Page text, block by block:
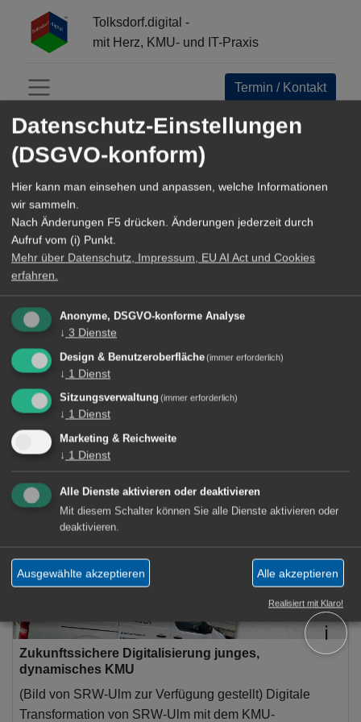
Tolksdorf.digital -
mit Herz, KMU- und IT-Praxis
Termin / Kontakt
INFO-CENTER:
Referenzen+Business Epics
Reisen
4 Artikel
Zukunftssichere Digitalisierung junges,
dynamisches KMU
(Bild von SRW-Ulm zur Verfügung gestellt) Digitale
Transformation von SRW-Ulm mit dem KMU-
ℹ️
Datenschutz-Einstellungen
(DSGVO-konform)
Hier kann man einsehen und anpassen, welche Informationen
wir sammeln.
Nach Änderungen F5 drücken. Änderungen jederzeit durch
Aufruf vom (i) Punkt.
Mehr über Datenschutz, Impressum, EU AI Act und Cookies
erfahren.
Anonyme, DSGVO-konforme Analyse
↓ 3 Dienste
Design & Benutzeroberfläche(immer erforderlich)
↓ 1 Dienst
Sitzungsverwaltung (immer erforderlich)
↓ 1 Dienst
Marketing & Reichweite
↓ 1 Dienst
Alle Dienste aktivieren oder deaktivieren
Mit diesem Schalter können Sie alle Dienste aktivieren oder
deaktivieren.
Ausgewählte akzeptieren Alle akzeptieren
Realisiert mit Klaro!